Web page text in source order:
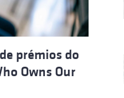
prémios do
Owns Our